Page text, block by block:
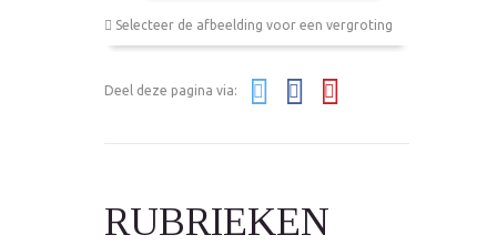
Selecteer de afbeelding voor een vergroting
Deel deze pagina via:
RUBRIEKEN